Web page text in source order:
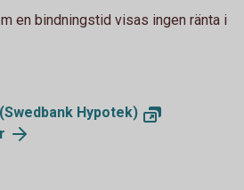
en bindningstid visas ingen ränta i
Hypotek)